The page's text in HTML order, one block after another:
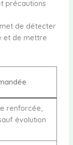
précautions
de détecter
et de mettre
renforcée,
évolution